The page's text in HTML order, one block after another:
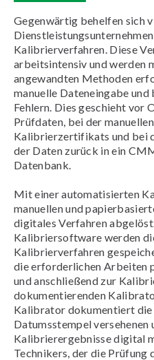
Gegenwärtig behelfen sich
Kalibrierverfahren. Diese
arbeitsintensiv und werden
angewandten Methoden
manuelle Dateneingabe
Fehlern. Dies geschieht vor
Prüfdaten, bei der
Kalibrierzertifikats und bei
der Daten zurück in ein
Datenbank.
Mit einer automatisierten
manuellen und
digitales Verfahren
Kalibriersoftware werden
Kalibrierverfahren
die erforderlichen Arbeiten
und anschließend zur
dokumentierenden
Kalibrator dokumentiert
Datumsstempel
Kalibrierergebnisse digital
Technikers, der die Prüfung